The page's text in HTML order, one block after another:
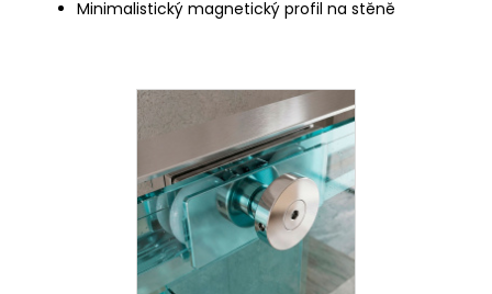
Minimalistický magnetický profil na stěně